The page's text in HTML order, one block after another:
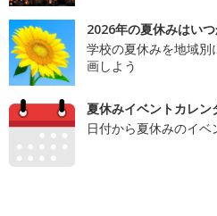
2026年の夏休みはい
学校の夏休みを地域
画しよう
夏休みイベントカレン
日付から夏休みのイベ